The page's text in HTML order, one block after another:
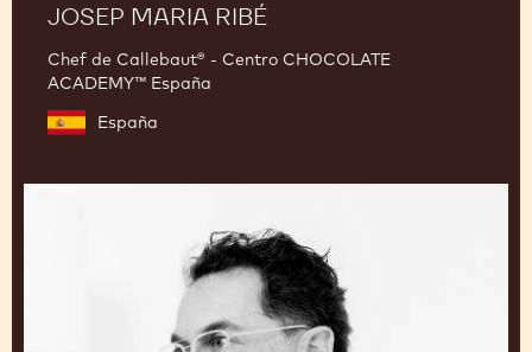
JOSEP MARIA RIBÉ
Chef de Callebaut® - Centro CHOCOLATE
ACADEMY™ España
España